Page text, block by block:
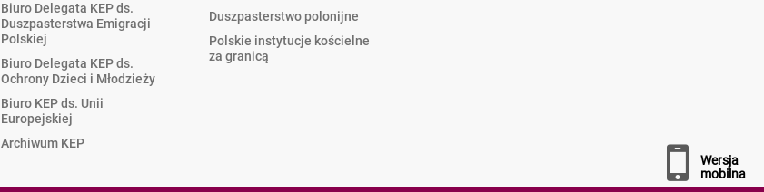
Biuro Delegata KEP ds.
Duszpasterstwa Emigracji
Polskiej
Biuro Delegata KEP ds.
Ochrony Dzieci i Młodzieży
Biuro KEP ds. Unii
Europejskiej
Archiwum KEP
Duszpasterstwo polonijne
Polskie instytucje kościelne
za granicą
wersja
mobilna